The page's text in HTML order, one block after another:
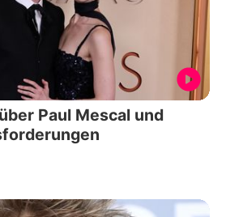
Paul Mescal und